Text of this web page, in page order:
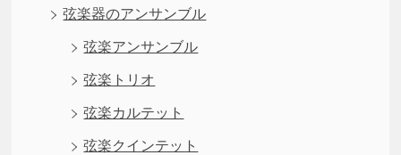
弦楽器のアンサンブル
弦楽アンサンブル
弦楽トリオ
弦楽カルテット
弦楽クインテット